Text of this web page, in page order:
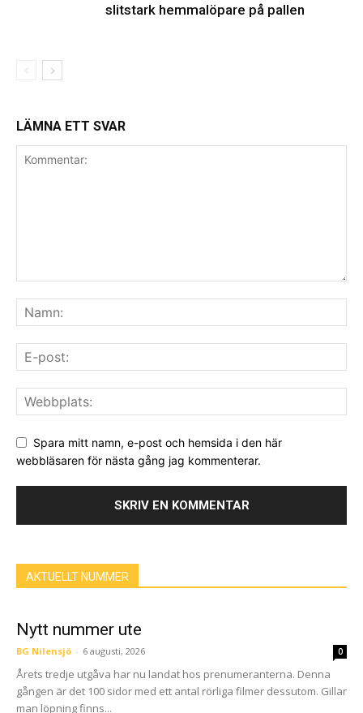
slitstark hemmalöpare på pallen
LÄMNA ETT SVAR
Spara mitt namn, e-post och hemsida i den här
webbläsaren för nästa gång jag kommenterar.
AKTUELLT NUMMER
Nytt nummer ute
BG Nilensjö - 6 augusti, 2026 0
Årets tredje utgåva har nu landat hos prenumeranterna. Denna
gången är det 100 sidor med ett antal rörliga filmer dessutom. Gillar
man löpning finns...